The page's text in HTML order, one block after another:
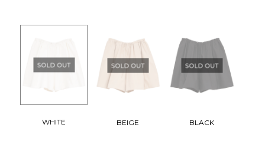
WHITE BEIGE BLACK